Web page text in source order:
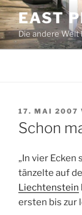
Zum
Inhalt
springen
EAST
Die andere
AM
17. MAI 2007
Schon
„In vier Ecken
tänzelte auf
Liechtenstein
ersten bis zur